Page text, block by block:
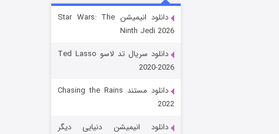
قسمت۶ (زیرنویس)
دانلود انیمیشن Star Wars: The
Ninth Jedi 2026
دانلود سریال تد لاسو Ted Lasso
2020-2026
دانلود مستند Chasing the Rains
2022
دانلود انیمیشن دنیایی دیگر